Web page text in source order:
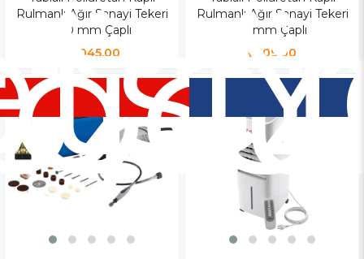
Rulmanlı Ağır Sanayi Tekeri
100 mm Çaplı
₺1.045,00
Rulmanlı Ağır Sanayi Tekeri
55 mm Çaplı
₺509,00